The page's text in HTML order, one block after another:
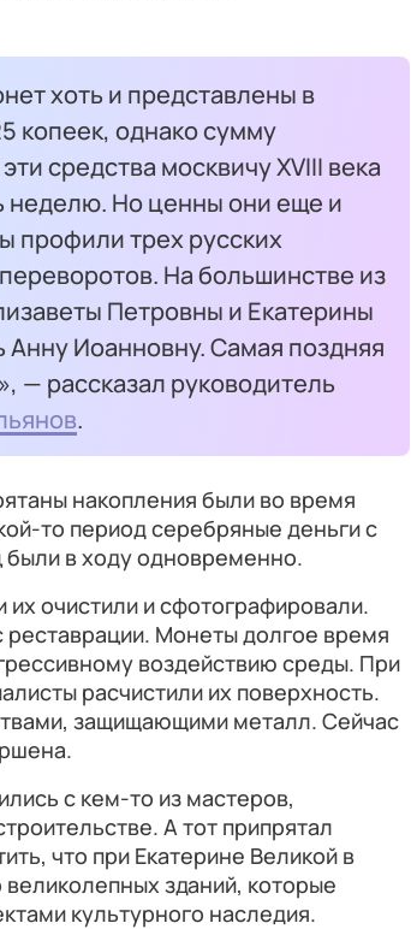
хоть и представлены в
копеек, однако сумму
средства москвичу XVIII века
Но ценны они еще и
профили трех русских
На большинстве из
Петровны и Екатерины
Анну Иоанновну. Самая поздняя
— рассказал руководитель
.
накопления были во время
то период серебряные деньги с
были в ходу одновременно.
очистили и сфотографировали.
Монеты долгое время
воздействию среды. При
расчистили их поверхность.
защищающими металл. Сейчас
с кем-то из мастеров,
А тот припрятал
что при Екатерине Великой в
зданий, которые
культурного наследия.